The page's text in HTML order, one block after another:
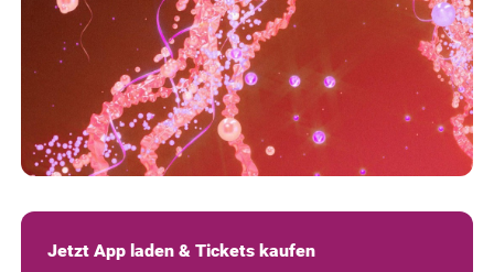
Jetzt App laden & Tickets kaufen